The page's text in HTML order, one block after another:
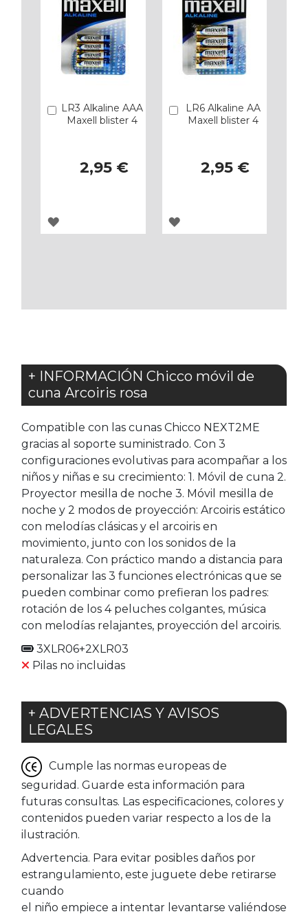
LR3 Alkaline AAA
Maxell blister 4
2,95 €
Añadir
AGREGAR
LR6 Alkaline AA
Maxell blister 4
2,95 €
Añadir
AGREGAR
+ INFORMACIÓN Chicco móvil de
cuna Arcoiris rosa
Compatible con las cunas Chicco NEXT2ME
gracias al soporte suministrado. Con 3
configuraciones evolutivas para acompañar a los
niños y niñas e su crecimiento: 1. Móvil de cuna 2.
Proyector mesilla de noche 3. Móvil mesilla de
noche y 2 modos de proyección: Arcoiris estático
con melodías clásicas y el arcoiris en
movimiento, junto con los sonidos de la
naturaleza. Con práctico mando a distancia para
personalizar las 3 funciones electrónicas que se
pueden combinar como prefieran los padres:
rotación de los 4 peluches colgantes, música
con melodías relajantes, proyección del arcoiris.
3XLR06+2XLR03
Pilas no incluidas
+ ADVERTENCIAS Y AVISOS
LEGALES
Cumple las normas europeas de
seguridad. Guarde esta información para
futuras consultas. Las especificaciones, colores y
contenidos pueden variar respecto a los de la
ilustración.
Advertencia. Para evitar posibles daños por
estrangulamiento, este juguete debe retirarse
cuando
el niño empiece a intentar levantarse valiéndose